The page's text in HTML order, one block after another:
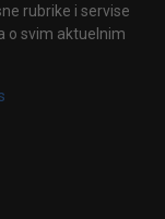
rubrike i servise
o svim aktuelnim